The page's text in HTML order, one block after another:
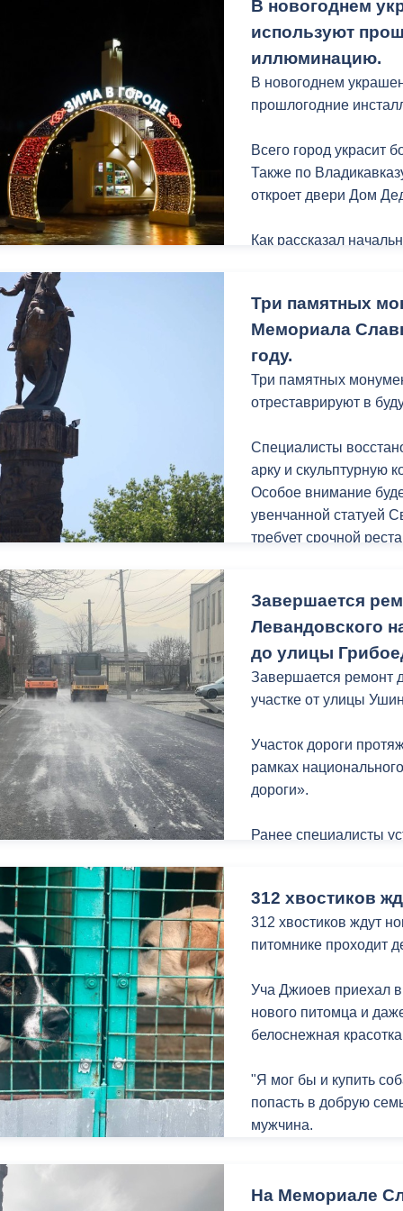
важные аспекты.
по таким позициям
безопасная
жителями города
В новогоднем
используют
иллюминацию.
В новогоднем
прошлогодние
Всего город украсит
Также по
откроет двери Дом
Как рассказал
цифрами, а также
«Будут произведены
где-то проведем
этом году на улице
Цифры «2025» будут
Штыба, ул. Коцоева,
поселке Южный, в
имени К.Л.
Главная елка
Сейчас
проходит конкурсные
специалисты
Три памятных
Мемориала
году.
Три памятных
отреставрируют в
Специалисты
арку и скульптурную
Особое внимание
увенчанной статуей
требует срочной
«Петрополь», которая
памятников истории и
проектную
монумента.
необходимые
Вскоре будет выбран
следующего года
Реставрация
Завершается
Левандовского
до улицы
Завершается ремонт
участке от улицы
Участок дороги
рамках
дороги».
Ранее специалисты
Как рассказал мастер
объекте
«Через три-четыре
экспертиза. Только
Владимир
50 лет. Он окончил
работу качественно.
312 хвостиков
312 хвостиков ждут
питомнике проходит
Уча Джиоев приехал
нового питомца и
белоснежная
"Я мог бы и купить
попасть в добрую
мужчина.
серьезно. Беседуют
На Мемориале